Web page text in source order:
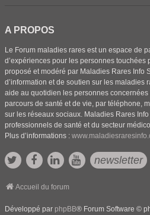
A PROPOS
Le Forum maladies rares est un espace de
d’expériences pour les personnes touchées
proposé et modéré par Maladies Rares Info
d’information et de soutien sur les maladies
aide au quotidien les personnes
parcours de santé et de vie, par téléphone,
sur les réseaux sociaux. Maladies Rares
professionnels de santé et du secteur
Plus d’informations :
newsletter
Accueil du forum
Développé par phpBB® Forum Software ©